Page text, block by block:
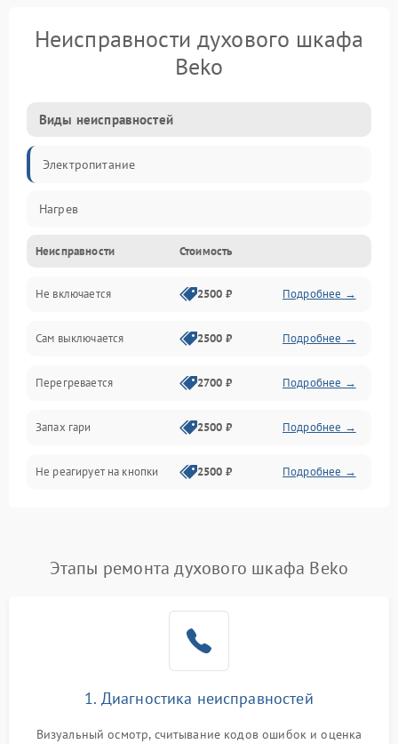
Неисправности духового шкафа
Beko
Виды неисправностей
Электропитание
Нагрев
Неисправности Стоимость
Не включается 2500 ₽ Подробнее →
Сам выключается 2500 ₽ Подробнее →
Перегревается 2700 ₽ Подробнее →
Запах гари 2500 ₽ Подробнее →
Не реагирует на кнопки 2500 ₽ Подробнее →
Этапы ремонта духового шкафа Beko
1. Диагностика неисправностей
Визуальный осмотр, считывание кодов ошибок и оценка